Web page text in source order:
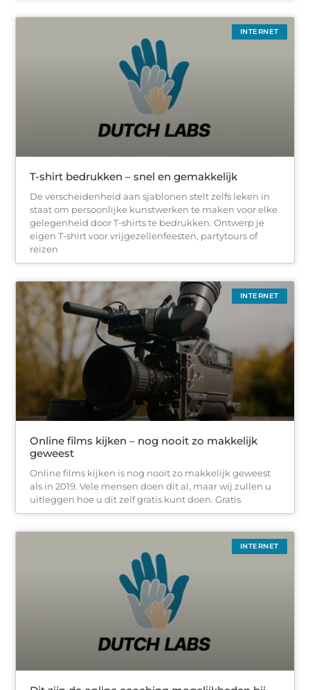
INTERNET
T-shirt bedrukken – snel en gemakkelijk
De verscheidenheid aan sjablonen stelt zelfs leken in
staat om persoonlijke kunstwerken te maken voor elke
gelegenheid door T-shirts te bedrukken. Ontwerp je
eigen T-shirt voor vrijgezellenfeesten, partytours of
reizen
INTERNET
Online films kijken – nog nooit zo makkelijk
geweest
Online films kijken is nog nooit zo makkelijk geweest
als in 2019. Vele mensen doen dit al, maar wij zullen u
uitleggen hoe u dit zelf gratis kunt doen. Gratis
INTERNET